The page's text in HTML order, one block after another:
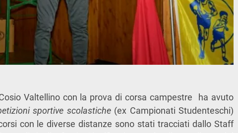
Cosio Valtellino con la prova di corsa campestre ha avuto
sportive scolastiche(ex Campionati Studenteschi)
con le diverse distanze sono stati tracciati dallo Staff